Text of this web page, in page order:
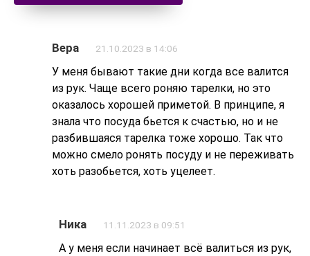
Вера 21.10.2023 в 14:06
У меня бывают такие дни когда все валится
из рук. Чаще всего роняю тарелки, но это
оказалось хорошей приметой. В принципе, я
знала что посуда бьется к счастью, но и не
разбившаяся тарелка тоже хорошо. Так что
можно смело ронять посуду и не переживать
хоть разобьется, хоть уцелеет.
Ника 11.11.2023 в 09:51
А у меня если начинает всё валиться из рук,